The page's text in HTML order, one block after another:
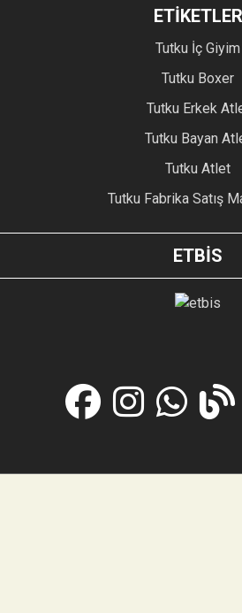
ETİKETLER
Tutku İç Giyim
Tutku Boxer
Tutku Erkek
Tutku Bayan
Tutku Atlet
Tutku Fabrika Satış
ETBİS